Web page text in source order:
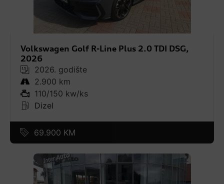
Volkswagen Golf R-Line Plus 2.0 TDI DSG,
2026
2026. godište
2.900 km
110/150 kw/ks
Dizel
69.900 KM